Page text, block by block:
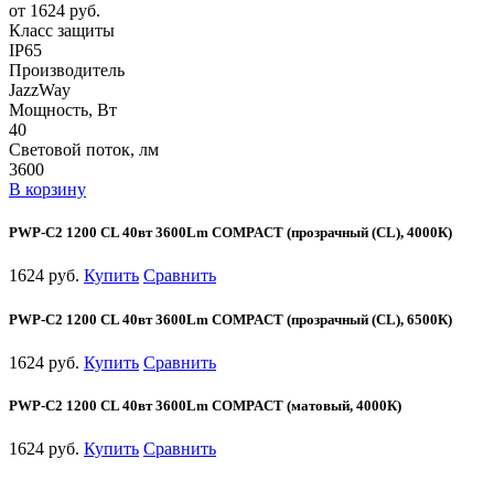
от 1624 руб.
Класс защиты
IP65
Производитель
JazzWay
Мощность, Вт
40
Световой поток, лм
3600
В корзину
PWP-С2 1200 CL 40вт 3600Lm COMPACT (прозрачный (CL), 4000К)
1624 руб. Купить Сравнить
PWP-С2 1200 CL 40вт 3600Lm COMPACT (прозрачный (CL), 6500К)
1624 руб. Купить Сравнить
PWP-С2 1200 CL 40вт 3600Lm COMPACT (матовый, 4000К)
1624 руб. Купить Сравнить